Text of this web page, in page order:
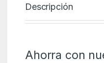
Descripción
Ahorra con